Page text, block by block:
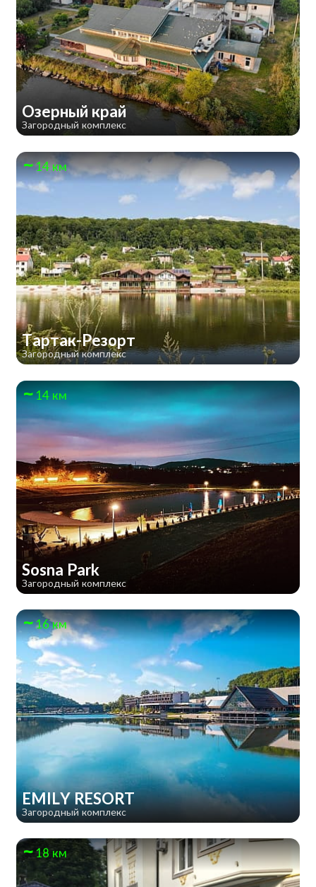
Озерный край
Загородный комплекс
14 км
Тартак-Резорт
Загородный комплекс
14 км
Sosna Park
Загородный комплекс
16 км
EMILY RESORT
Загородный комплекс
18 км